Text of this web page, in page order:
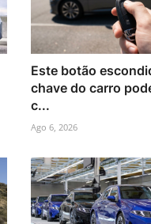
Este botão
chave do carro
c...
Ago 6, 2026